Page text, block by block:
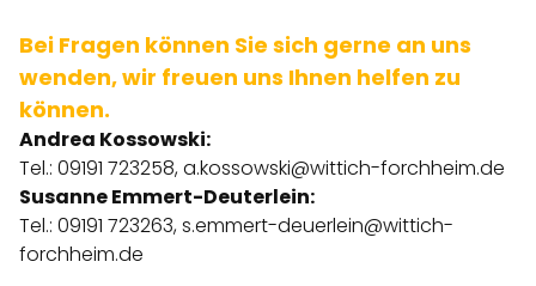
Bei Fragen können Sie sich gerne an uns
wenden, wir freuen uns Ihnen helfen zu
können.
Andrea Kossowski:
Tel.: 09191 723258,a.kossowski@wittich-forchheim.de
Susanne Emmert-Deuterlein:
Tel.: 09191 723263,s.emmert-deuerlein@wittich-
forchheim.de